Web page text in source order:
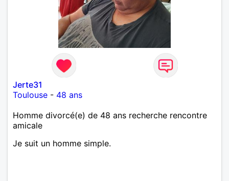
Jerte31
Toulouse - 48 ans
Homme divorcé(e) de 48 ans recherche rencontre
amicale
Je suit un homme simple.